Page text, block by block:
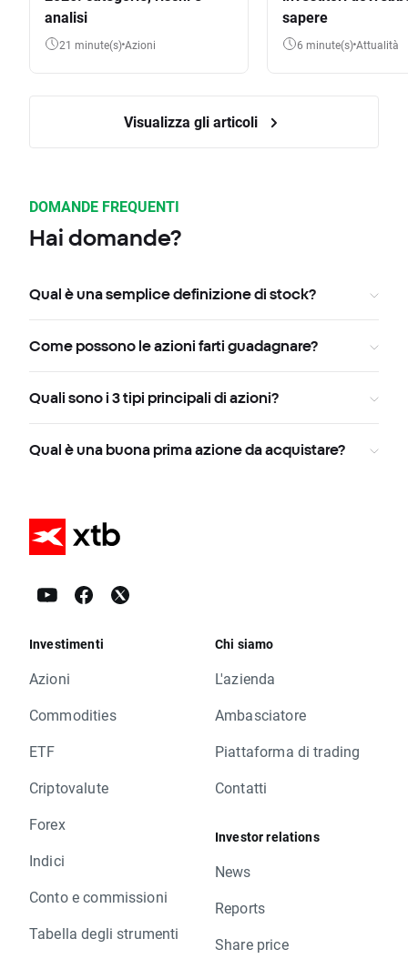
analisi
21 minute(s) Azioni
sapere
6 minute(s) Attualità
Visualizza gli articoli
DOMANDE FREQUENTI
Hai domande?
Qual è una semplice definizione di stock?
Come possono le azioni farti guadagnare?
Quali sono i 3 tipi principali di azioni?
Qual è una buona prima azione da acquistare?
Investimenti
Azioni
Commodities
ETF
Criptovalute
Forex
Indici
Conto e commissioni
Tabella degli strumenti
Chi siamo
L'azienda
Ambasciatore
Piattaforma di trading
Contatti
Investor relations
News
Reports
Share price